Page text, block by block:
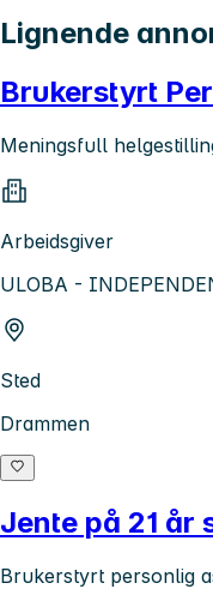
Lignende
Brukerstyrt
Meningsfull
Arbeidsgiver
ULOBA -
Sted
Drammen
Jente på 21 år
Brukerstyrt personlig